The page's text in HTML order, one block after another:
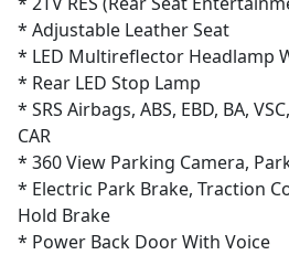
* Adjustable Leather Seat
* LED Multireflector Headlamp
* Rear LED Stop Lamp
* SRS Airbags, ABS, EBD, BA,
CAR
* 360 View Parking Camera,
* Electric Park Brake, Traction
Hold Brake
* Power Back Door With Voice